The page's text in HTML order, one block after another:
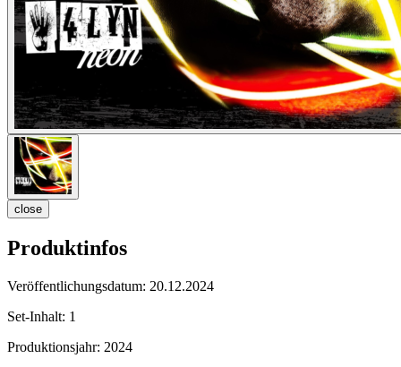
close
Produktinfos
Veröffentlichungsdatum: 20.12.2024
Set-Inhalt: 1
Produktionsjahr: 2024